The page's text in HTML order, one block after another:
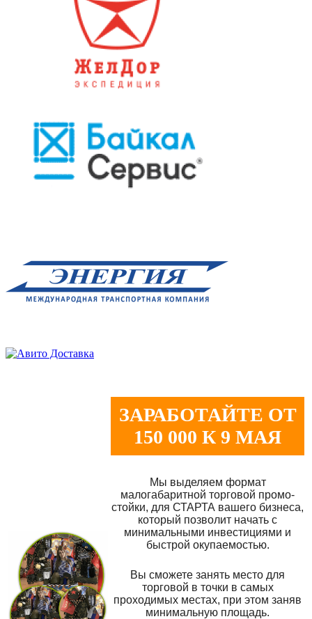
ЗАРАБОТАЙТЕ ОТ
150 000 К 9 МАЯ
Мы выделяем формат
малогабаритной торговой промо-
стойки, для СТАРТА вашего бизнеса,
который позволит начать с
минимальными инвестициями и
быстрой окупаемостью.
Вы сможете занять место для
торговой в точки в самых
проходимых местах, при этом заняв
минимальную площадь.